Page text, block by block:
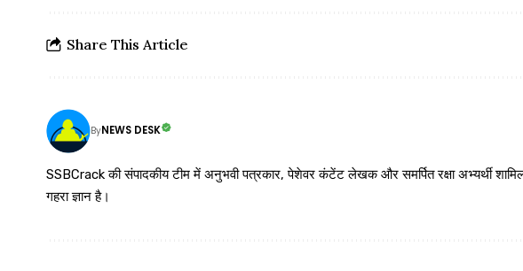
Share This Article
ByNEWS DESK
SSBCrack की संपादकीय टीम में अनुभवी पत्रकार, पेशेवर कंटेंट लेखक और समर्पित रक्षा अभ्यर्थी शामिल
गहरा ज्ञान है।